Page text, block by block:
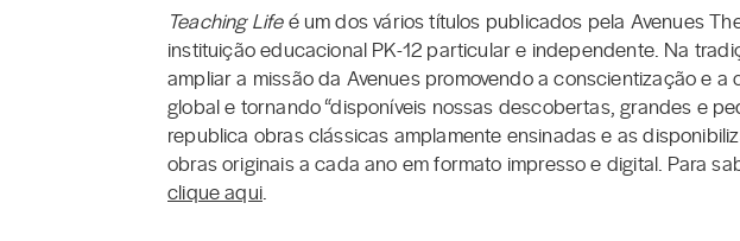
Teaching Lifeé um dos vários títulos publicados pela Avenues
instituição educacional PK-12 particular e independente. Na
ampliar a missão da Avenues promovendo a conscientização e
global e tornando “disponíveis nossas descobertas, grandes e
republica obras clássicas amplamente ensinadas e as
obras originais a cada ano em formato impresso e digital. Para
clique aqui.